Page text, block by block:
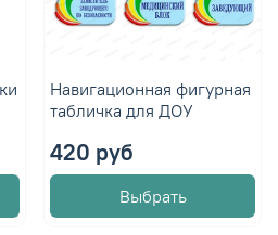
Навигационная фигурная
табличка для ДОУ
420 руб
Выбрать